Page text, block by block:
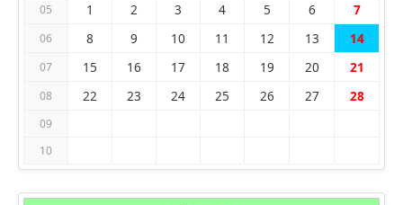
05 1 2 3 4 5 6 7
06 8 9 10 11 12 13 14
07 15 16 17 18 19 20 21
08 22 23 24 25 26 27 28
09
10